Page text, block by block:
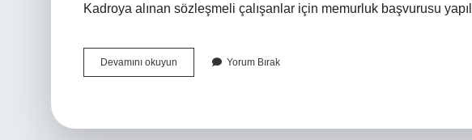
Kadroya alınan sözleşmeli çalışanlar için memurluk başvurusu
Devamını okuyun Sözleşmeli
Büro
Yorum Bırak